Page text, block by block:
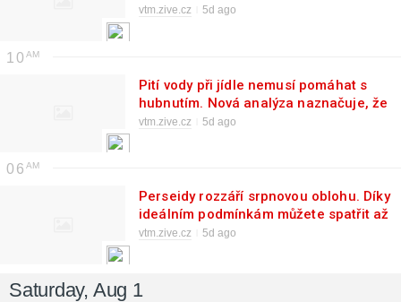
se začíná přepisovat do základů
vtm.zive.cz 5d ago
10
Pití vody při jídle nemusí pomáhat s
hubnutím. Nová analýza naznačuje, že
můžete sníst ještě více
vtm.zive.cz 5d ago
06
Perseidy rozzáří srpnovou oblohu. Díky
ideálním podmínkám můžete spatřit až
100 meteorů za hodinu
vtm.zive.cz 5d ago
Saturday, Aug 1